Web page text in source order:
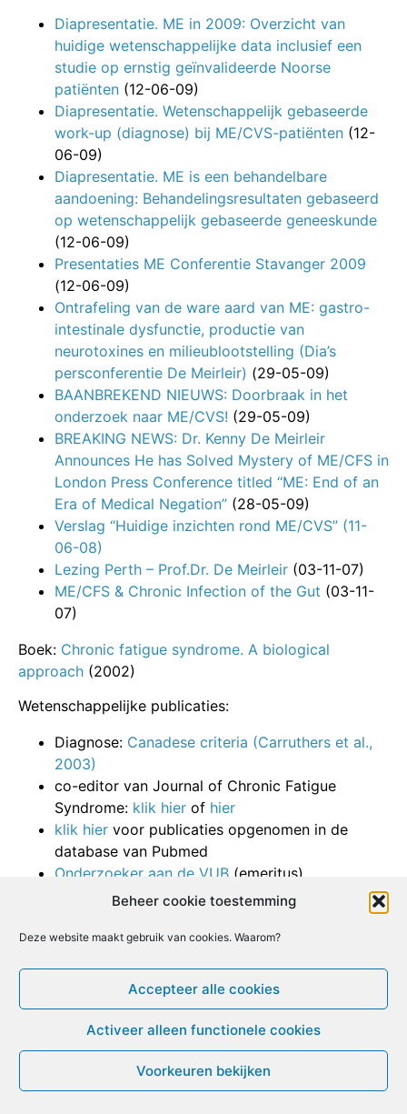
Beheer cookie toestemming
Deze website maakt gebruik van cookies. Waarom?
Accepteer alle cookies
Activeer alleen functionele cookies
Voorkeuren bekijken
Diapresentatie. ME in 2009: Overzicht van
huidige wetenschappelijke data inclusief een
studie op ernstig geïnvalideerde Noorse
patiënten (12-06-09)
Diapresentatie. Wetenschappelijk gebaseerde
work-up (diagnose) bij ME/CVS-patiënten (12-
06-09)
Diapresentatie. ME is een behandelbare
aandoening: Behandelingsresultaten gebaseerd
op wetenschappelijk gebaseerde geneeskunde
(12-06-09)
Presentaties ME Conferentie Stavanger 2009
(12-06-09)
Ontrafeling van de ware aard van ME: gastro-
intestinale dysfunctie, productie van
neurotoxines en milieublootstelling (Dia’s
persconferentie De Meirleir) (29-05-09)
BAANBREKEND NIEUWS: Doorbraak in het
onderzoek naar ME/CVS! (29-05-09)
BREAKING NEWS: Dr. Kenny De Meirleir
Announces He has Solved Mystery of ME/CFS in
London Press Conference titled “ME: End of an
Era of Medical Negation” (28-05-09)
Verslag “Huidige inzichten rond ME/CVS” (11-
06-08)
Lezing Perth – Prof.Dr. De Meirleir (03-11-07)
ME/CFS & Chronic Infection of the Gut (03-11-
07)
Boek: Chronic fatigue syndrome. A biological
approach (2002)
Wetenschappelijke publicaties:
Diagnose: Canadese criteria (Carruthers et al.,
2003)
co-editor van Journal of Chronic Fatigue
Syndrome: klik hier of hier
klik hier voor publicaties opgenomen in de
database van Pubmed
Onderzoeker aan de VUB (emeritus)
De Meirleir
Maes of De Meirleir?
Facebook
X EmailPrintLinkedIn
© ME-gids.net 2005 – 2026 Migratie/Update website
Dirk Ghijs